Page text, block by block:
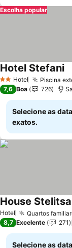
Escolha popular
2 Estrelas
Hotel Piscina
Hotel Stefani
7,6 Boa 726
Selecione as
exatos.
Hotel Quartos
House Stelitsa
8,7 Excelente 271
Selecione as